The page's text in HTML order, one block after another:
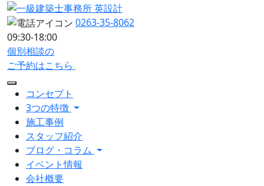
0263-35-8062
09:30-18:00
個別相談の
ご予約はこちら
コンセプト
3つの特徴
施工事例
スタッフ紹介
ブログ・コラム
イベント情報
会社概要